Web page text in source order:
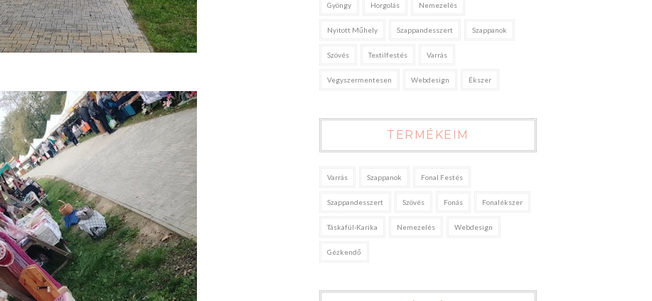
Gyöngy Horgolás Nemezelés
Nyitott Műhely Szappandesszert Szappanok
Szövés Textilfestés Varrás
Vegyszermentesen Webdesign Ékszer
TERMÉKEIM
Varrás Szappanok Fonal Festés
Szappandesszert Szövés Fonás Fonalékszer
Táskafül-Karika Nemezelés Webdesign
Gézkendő